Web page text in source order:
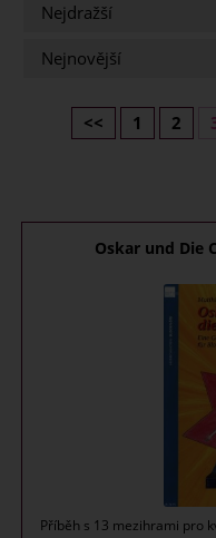
Nejdražší
Nejnovější
<< 1 2
Oskar und Die
Příběh s 13 mezihrami pro